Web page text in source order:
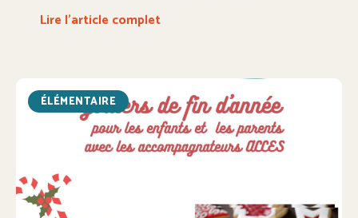
Lire l'article complet
ÉLÉMENTAIRE